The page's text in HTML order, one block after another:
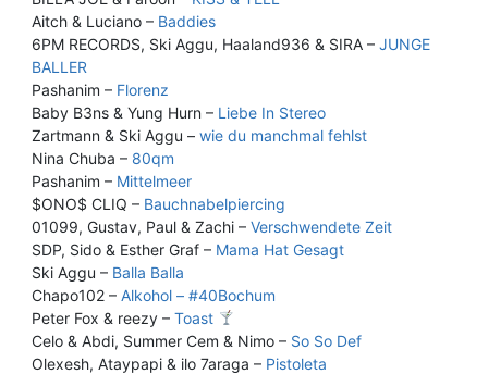
Aitch & Luciano – Baddies
6PM RECORDS, Ski Aggu, Haaland936 & SIRA – JUNGE
BALLER
Pashanim – Florenz
Baby B3ns & Yung Hurn – Liebe In Stereo
Zartmann & Ski Aggu – wie du manchmal fehlst
Nina Chuba – 80qm
Pashanim – Mittelmeer
$ONO$ CLIQ – Bauchnabelpiercing
01099, Gustav, Paul & Zachi – Verschwendete Zeit
SDP, Sido & Esther Graf – Mama Hat Gesagt
Ski Aggu – Balla Balla
Chapo102 – Alkohol – #40Bochum
Peter Fox & reezy – Toast
Celo & Abdi, Summer Cem & Nimo – So So Def
Olexesh, Ataypapi & ilo 7araga – Pistoleta